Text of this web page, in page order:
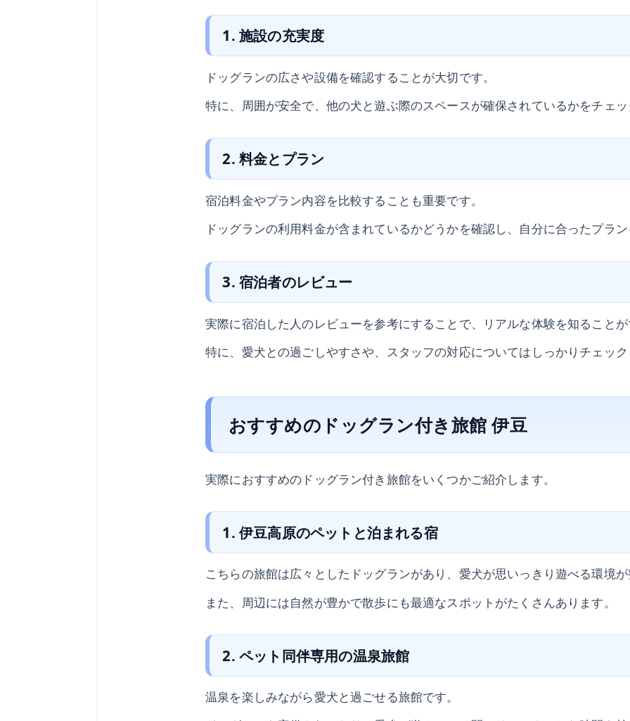
1. 施設の充実度
ドッグランの広さや設備を確認することが大切です。
特に、周囲が安全で、他の犬と遊ぶ際のスペースが確保されているかをチェ
2. 料金とプラン
宿泊料金やプラン内容を比較することも重要です。
ドッグランの利用料金が含まれているかどうかを確認し、自分に合ったプラ
3. 宿泊者のレビュー
実際に宿泊した人のレビューを参考にすることで、リアルな体験を知ること
特に、愛犬との過ごしやすさや、スタッフの対応についてはしっかりチェッ
おすすめのドッグラン付き旅館 伊豆
実際におすすめのドッグラン付き旅館をいくつかご紹介します。
1. 伊豆高原のペットと泊まれる宿
こちらの旅館は広々としたドッグランがあり、愛犬が思いっきり遊べる環境
また、周辺には自然が豊かで散歩にも最適なスポットがたくさんあります。
2. ペット同伴専用の温泉旅館
温泉を楽しみながら愛犬と過ごせる旅館です。